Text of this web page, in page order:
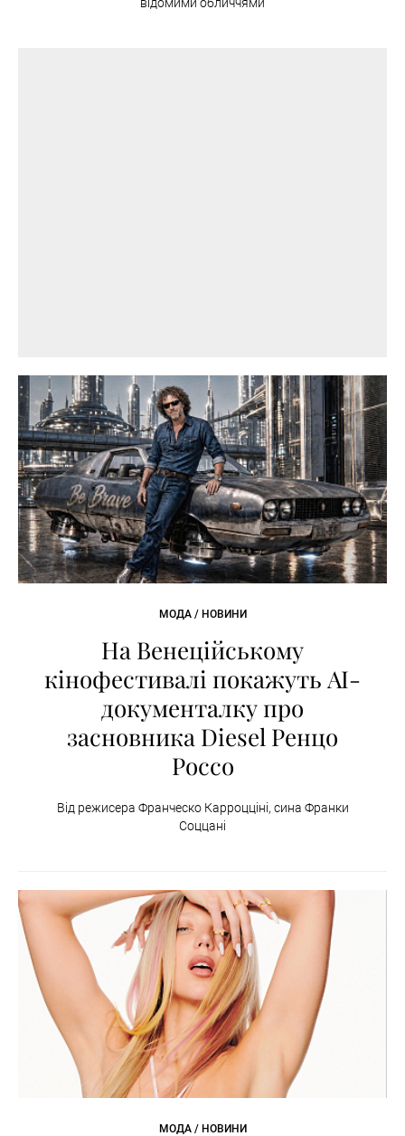
МОДА / НОВИНИ
На Венеційському
кінофестивалі покажуть AI-
документалку про
засновника Diesel Ренцо
Россо
Від режисера Франческо Карроцціні, сина Франки
Соццані
МОДА / НОВИНИ